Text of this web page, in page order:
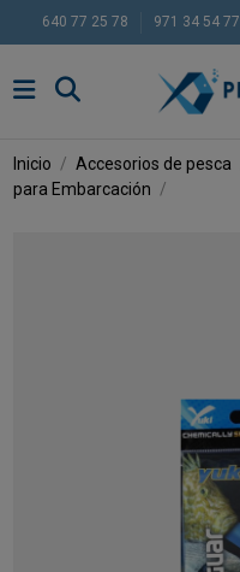
640 77 25 78 971 34 54 77
Inicio Accesorios de pesca
para Embarcación